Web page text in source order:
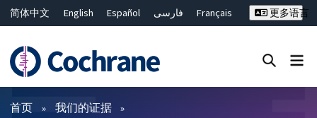
简体中文 English Español فارسی
Français
ไทย
繁體中文
更多语言
过滤
首页 我们的证据